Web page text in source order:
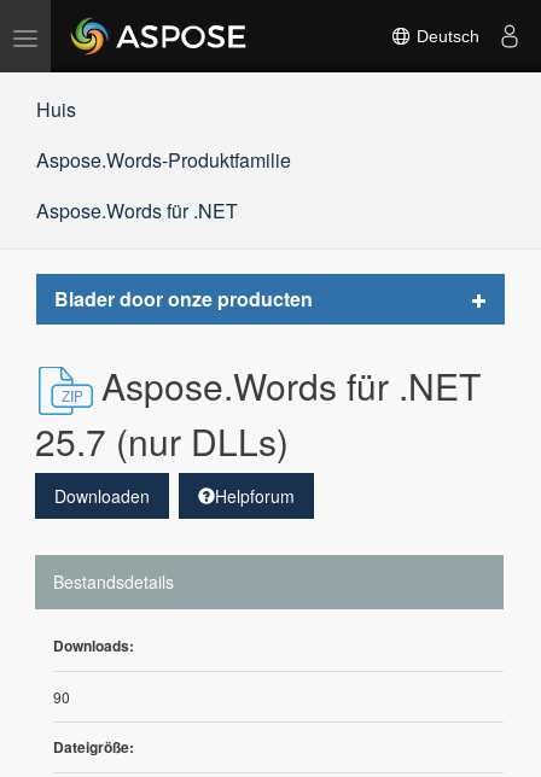
Navigation
umschalten
Deutsch
Huis
Aspose.Words-Produktfamilie
Aspose.Words für .NET
Blader door onze producten
Toggle
Aspose.Words für .NET
25.7 (nur DLLs)
Downloaden Helpforum
Bestandsdetails
Downloads:
90
Dateigröße: